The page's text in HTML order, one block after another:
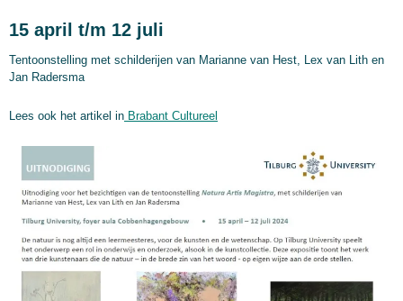
15 april t/m 12 juli
Tentoonstelling met schilderijen van Marianne van Hest, Lex van Lith en
Jan Radersma
Lees ook het artikel in Brabant Cultureel